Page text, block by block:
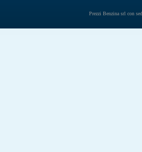
Prezzi Benzina srl con